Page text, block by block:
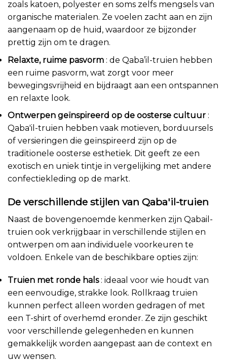
zoals katoen, polyester en soms zelfs mengsels van
organische materialen. Ze voelen zacht aan en zijn
aangenaam op de huid, waardoor ze bijzonder
prettig zijn om te dragen.
Relaxte, ruime pasvorm : de Qaba’il-truien hebben
een ruime pasvorm, wat zorgt voor meer
bewegingsvrijheid en bijdraagt aan een ontspannen
en relaxte look.
Ontwerpen geïnspireerd op de oosterse cultuur :
Qaba'il-truien hebben vaak motieven, borduursels
of versieringen die geïnspireerd zijn op de
traditionele oosterse esthetiek. Dit geeft ze een
exotisch en uniek tintje in vergelijking met andere
confectiekleding op de markt.
De verschillende stijlen van Qaba'il-truien
Naast de bovengenoemde kenmerken zijn Qabail-
truien ook verkrijgbaar in verschillende stijlen en
ontwerpen om aan individuele voorkeuren te
voldoen. Enkele van de beschikbare opties zijn:
Truien met ronde hals: ideaal voor wie houdt van
een eenvoudige, strakke look. Rollkraag truien
kunnen perfect alleen worden gedragen of met
een T-shirt of overhemd eronder. Ze zijn geschikt
voor verschillende gelegenheden en kunnen
gemakkelijk worden aangepast aan de context en
uw wensen.